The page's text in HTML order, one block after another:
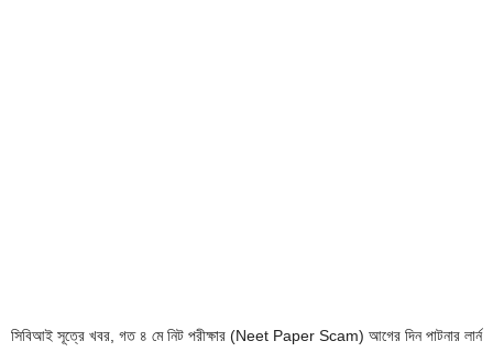
সিবিআই সূত্রে খবর, গত ৪ মে নিট পরীক্ষার (Neet Paper Scam) আগের দিন পাটনার লার্ন